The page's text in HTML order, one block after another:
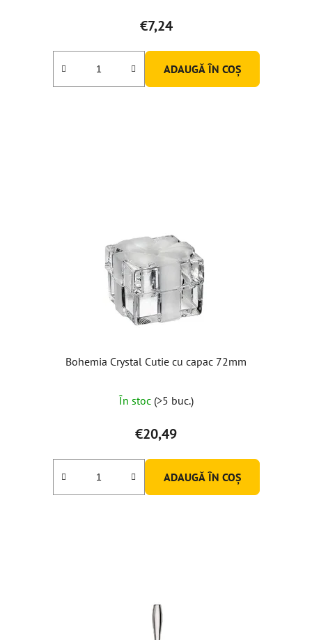
€7,24
ADAUGĂ ÎN COŞ
Bohemia Crystal Cutie cu capac 72mm
În stoc (>5 buc.)
€20,49
ADAUGĂ ÎN COŞ